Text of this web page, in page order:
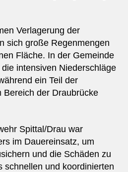
Verlagerung der
sich große Regenmengen
Fläche. In der Gemeinde
intensiven Niederschläge
ein Teil der
der Draubrücke
Spittal/Drau war
im Dauereinsatz, um
und die Schäden zu
schnellen und koordinierten